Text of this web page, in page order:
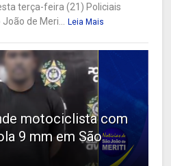
terça-feira (21) Policiais
de Meri...
Leia Mais
motociclista com
9 mm em São